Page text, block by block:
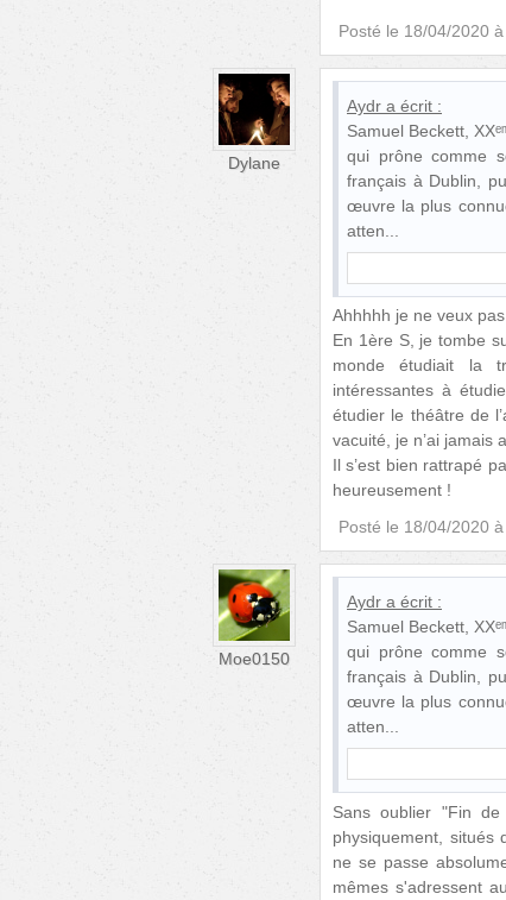
Posté le 18/04/2020
Dylane
Aydr a écrit :
Samuel Beckett,
qui prône comme
français à Dublin,
œuvre la plus
atten
Ahhhhh je ne veux
En 1ère S, je tombe
monde étudiait la
intéressantes à
étudier le théâtre de
vacuité, je n’ai jamais
Il s’est bien rattrapé
heureusement !
Posté le 18/04/2020
Moe0150
Aydr a écrit :
Samuel Beckett,
qui prône comme
français à Dublin,
œuvre la plus
atten
Sans oublier "Fin
physiquement, situés
ne se passe
mêmes s'adressent